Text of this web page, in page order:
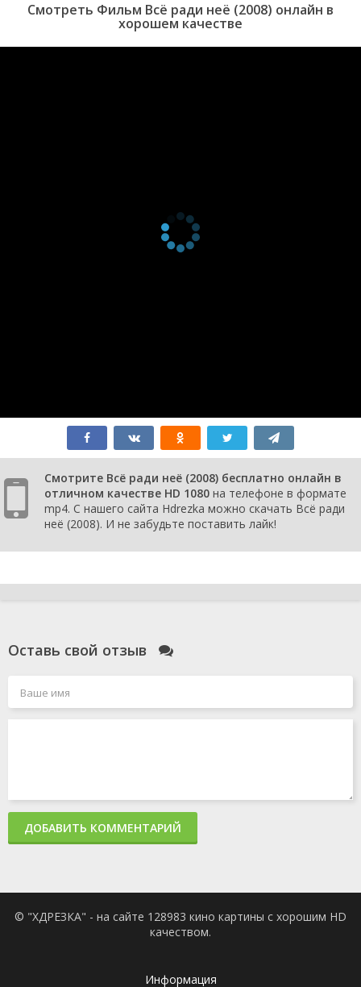
Смотреть Фильм Всё ради неё (2008) онлайн в
хорошем качестве
Смотрите Всё ради неё (2008) бесплатно онлайн в
отличном качестве HD 1080 на телефоне в формате
mp4. С нашего сайта Hdrezka можно скачать Всё ради
неё (2008). И не забудьте поставить лайк!
Оставь свой отзыв
ДОБАВИТЬ КОММЕНТАРИЙ
© "ХДРЕЗКА" - на сайте 128983 кино картины с хорошим HD
качеством.
Информация